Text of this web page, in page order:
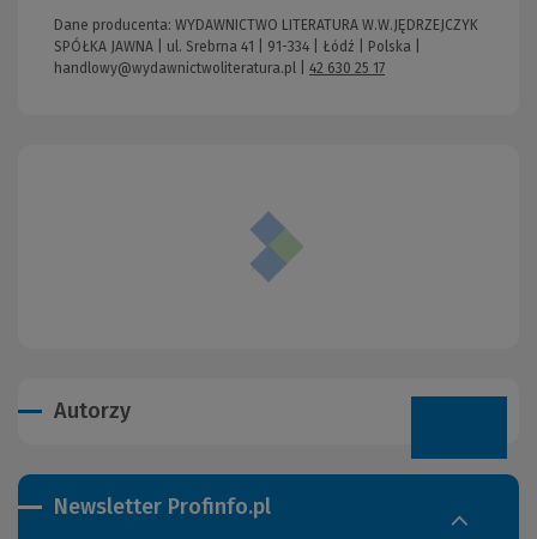
Dane producenta: WYDAWNICTWO LITERATURA W.W.JĘDRZEJCZYK
SPÓŁKA JAWNA | ul. Srebrna 41 | 91-334 | Łódź | Polska |
handlowy@wydawnictwoliteratura.pl
42 630 25 17
Autorzy
Newsletter Profinfo.pl